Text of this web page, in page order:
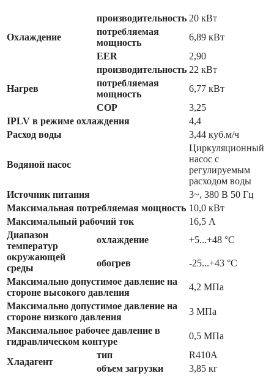
Охлаждение
производительность 20 кВт
потребляемая
мощность
6,89 кВт
EER
2,90
Нагрев
производительность 22 кВт
потребляемая
мощность
6,77 кВт
COP
3,25
IPLV в режиме охлаждения
4,4
Расход воды
3,44 куб.м/ч
Водяной насос
Циркуляционный
насос с
регулируемым
расходом воды
Источник питания
3~, 380 В 50 Гц
Максимальная потребляемая мощность 10,0 кВт
Максимальный рабочий ток
16,5 А
Диапазон
температур
окружающей
среды
охлаждение +5...+48 °C
обогрев
-25...+43 °C
Максимально допустимое давление на
стороне высокого давления
4,2 МПа
Максимально допустимое давление на
стороне низкого давления
3 МПа
Максимальное рабочее давление в
гидравлическом контуре
0,5 МПа
Хладагент
тип
R410A
объем загрузки
3,85 кг